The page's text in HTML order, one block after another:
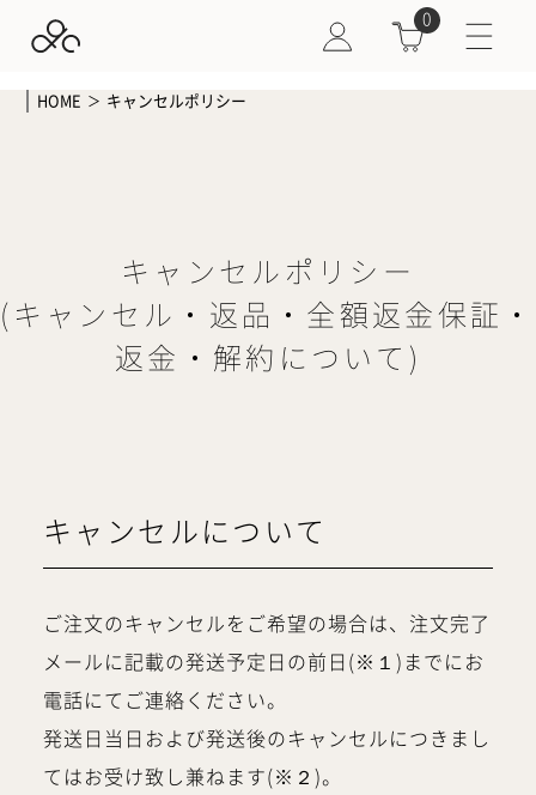
0
HOME ＞ キャンセルポリシー
キャンセルポリシー
(キャンセル・返品・全額返金保証・
返金・解約について)
キャンセルについて
ご注文のキャンセルをご希望の場合は、注文完了
メールに記載の発送予定日の前日(※１)までにお
電話にてご連絡ください。
発送日当日および発送後のキャンセルにつきまし
てはお受け致し兼ねます(※２)。